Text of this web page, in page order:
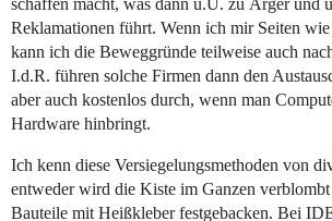
schaffen macht, was dann u.U. zu Ärger und
Reklamationen führt. Wenn ich mir Seiten
kann ich die Beweggründe teilweise auch
I.d.R. führen solche Firmen dann den
aber auch kostenlos durch, wenn man
Hardware hinbringt.
Ich kenn diese Versiegelungsmethoden von
entweder wird die Kiste im Ganzen verblombt
Bauteile mit Heißkleber festgebacken. Bei